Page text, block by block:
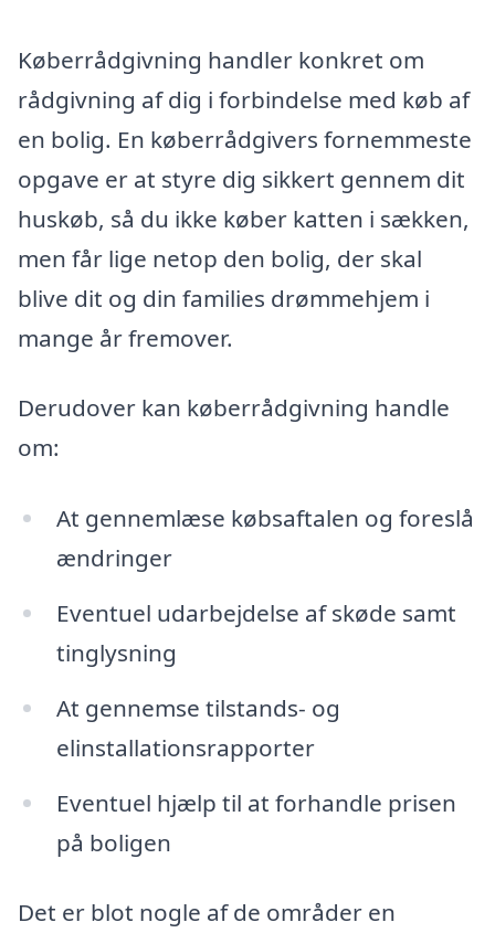
Køberrådgivning handler konkret om
rådgivning af dig i forbindelse med køb af
en bolig. En køberrådgivers fornemmeste
opgave er at styre dig sikkert gennem dit
huskøb, så du ikke køber katten i sækken,
men får lige netop den bolig, der skal
blive dit og din families drømmehjem i
mange år fremover.
Derudover kan køberrådgivning handle
om:
At gennemlæse købsaftalen og foreslå
ændringer
Eventuel udarbejdelse af skøde samt
tinglysning
At gennemse tilstands- og
elinstallationsrapporter
Eventuel hjælp til at forhandle prisen
på boligen
Det er blot nogle af de områder en